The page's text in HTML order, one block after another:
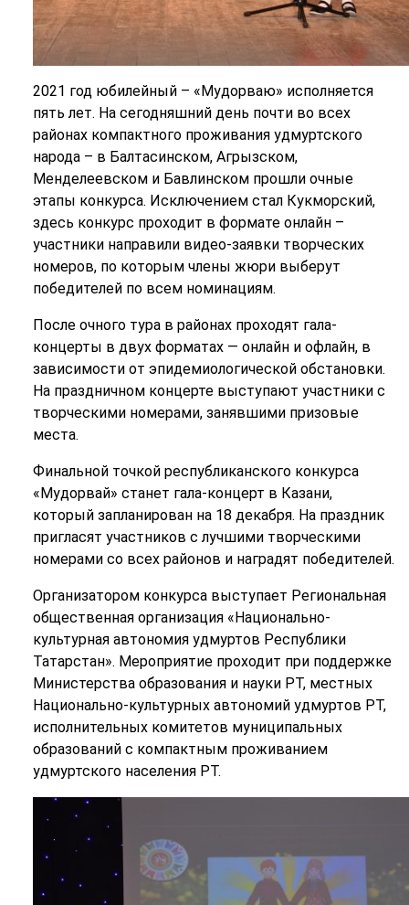
2021 год юбилейный – «Мудорваю» исполняется
пять лет. На сегодняшний день почти во всех
районах компактного проживания удмуртского
народа – в Балтасинском, Агрызском,
Менделеевском и Бавлинском прошли очные
этапы конкурса. Исключением стал Кукморский,
здесь конкурс проходит в формате онлайн –
участники направили видео-заявки творческих
номеров, по которым члены жюри выберут
победителей по всем номинациям.
После очного тура в районах проходят гала-
концерты в двух форматах — онлайн и офлайн, в
зависимости от эпидемиологической обстановки.
На праздничном концерте выступают участники с
творческими номерами, занявшими призовые
места.
Финальной точкой республиканского конкурса
«Мудорвай» станет гала-концерт в Казани,
который запланирован на 18 декабря. На праздник
пригласят участников с лучшими творческими
номерами со всех районов и наградят победителей.
Организатором конкурса выступает Региональная
общественная организация «Национально-
культурная автономия удмуртов Республики
Татарстан». Мероприятие проходит при поддержке
Министерства образования и науки РТ, местных
Национально-культурных автономий удмуртов РТ,
исполнительных комитетов муниципальных
образований с компактным проживанием
удмуртского населения РТ.